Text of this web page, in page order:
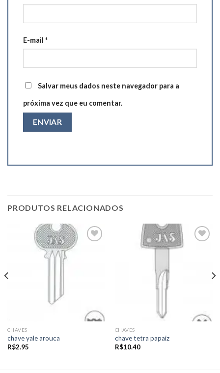
E-mail *
Salvar meus dados neste navegador para a
próxima vez que eu comentar.
PRODUTOS RELACIONADOS
CHAVES
chave yale arouca
R$2.95
CHAVES
chave tetra papaiz
R$10.40